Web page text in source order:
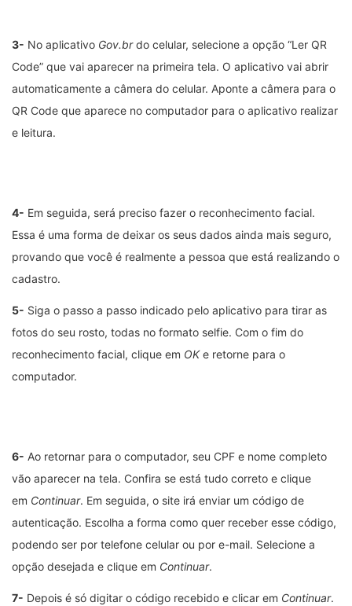
3- No aplicativo Gov.brdo celular, selecione a opção “Ler QR
Code” que vai aparecer na primeira tela. O aplicativo vai abrir
automaticamente a câmera do celular. Aponte a câmera para o
QR Code que aparece no computador para o aplicativo realizar
e leitura.
4- Em seguida, será preciso fazer o reconhecimento facial.
Essa é uma forma de deixar os seus dados ainda mais seguro,
provando que você é realmente a pessoa que está realizando o
cadastro.
5- Siga o passo a passo indicado pelo aplicativo para tirar as
fotos do seu rosto, todas no formato selfie. Com o fim do
reconhecimento facial, clique em OKe retorne para o
computador.
6- Ao retornar para o computador, seu CPF e nome completo
vão aparecer na tela. Confira se está tudo correto e clique
em Continuar. Em seguida, o site irá enviar um código de
autenticação. Escolha a forma como quer receber esse código,
podendo ser por telefone celular ou por e-mail. Selecione a
opção desejada e clique em Continuar.
7- Depois é só digitar o código recebido e clicar em Continuar.